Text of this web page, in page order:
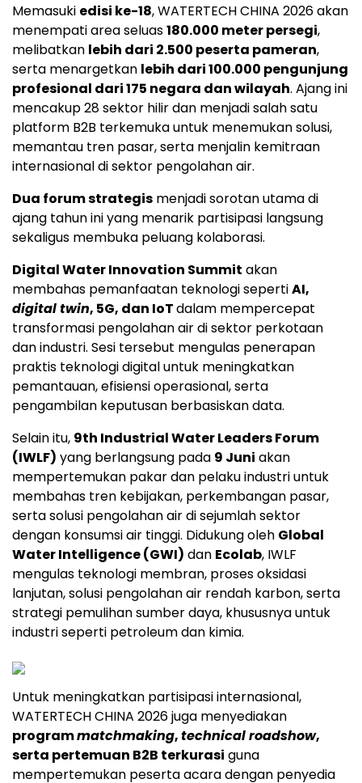
Memasuki edisi ke-18, WATERTECH CHINA 2026 akan
menempati area seluas180.000 meter persegi,
melibatkan lebih dari 2.500 peserta pameran,
serta menargetkan lebih dari 100.000 pengunjung
profesional dari 175 negara dan wilayah. Ajang ini
mencakup 28 sektor hilir dan menjadi salah satu
platform B2B terkemuka untuk menemukan solusi,
memantau tren pasar, serta menjalin kemitraan
internasional di sektor pengolahan air.
Dua forum strategis menjadi sorotan utama di
ajang tahun ini yang menarik partisipasi langsung
sekaligus membuka peluang kolaborasi.
Digital Water Innovation Summit akan
membahas pemanfaatan teknologi sepertiAI,
digital twin, 5G, dan IoTdalam mempercepat
transformasi pengolahan air di sektor perkotaan
dan industri. Sesi tersebut mengulas penerapan
praktis teknologi digital untuk meningkatkan
pemantauan, efisiensi operasional, serta
pengambilan keputusan berbasiskan data.
Selain itu, 9th Industrial Water Leaders Forum
(IWLF) yang berlangsung pada 9 Juni akan
mempertemukan pakar dan pelaku industri untuk
membahas tren kebijakan, perkembangan pasar,
serta solusi pengolahan air di sejumlah sektor
dengan konsumsi air tinggi. Didukung oleh Global
Water Intelligence (GWI) dan Ecolab, IWLF
mengulas teknologi membran, proses oksidasi
lanjutan, solusi pengolahan air rendah karbon, serta
strategi pemulihan sumber daya, khususnya untuk
industri seperti petroleum dan kimia.
Untuk meningkatkan partisipasi internasional,
WATERTECH CHINA 2026 juga menyediakan
programmatchmaking,technical roadshow,
serta pertemuan B2B terkurasi guna
mempertemukan peserta acara dengan penyedia